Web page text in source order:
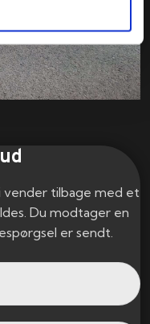
vender tilbage med et
Du modtager en
er sendt.